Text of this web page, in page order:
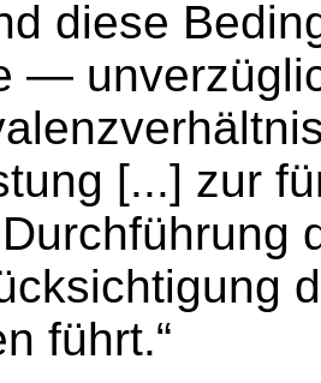
diese
—
[...] zur
führt.“